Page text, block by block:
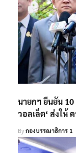
นายกฯ ยืนยัน
วอลเล็ต‘ ส่งให้
Byกองบรรณาธิการ 1